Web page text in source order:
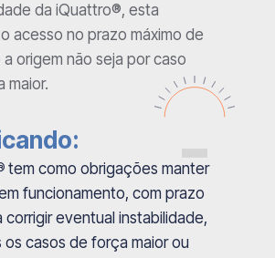
da iQuattro®, esta
acesso no prazo máximo de
origem não seja por caso
maior.
tem como obrigações manter
funcionamento, com prazo
corrigir eventual instabilidade,
os casos de força maior ou